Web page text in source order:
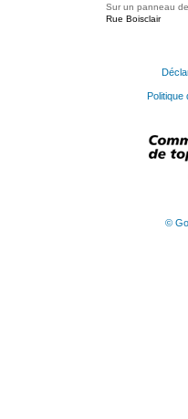
Sur un panneau
Rue Boisclair
Politique
©